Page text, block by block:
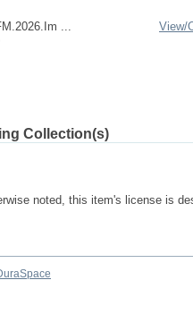
...
View/
Collection(s)
noted, this item's license is